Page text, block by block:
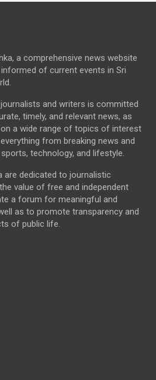
a comprehensive news website
of current events in Sri
and writers is committed
timely, and relevant news, as
a wide range of topics of interest
from breaking news and
technology, and lifestyle.
are dedicated to journalistic
value of free and independent
a forum for meaningful and
as to promote transparency and
of public life.